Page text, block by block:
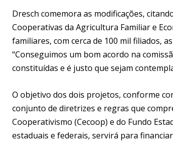
Dresch comemora as modificações,
Cooperativas da Agricultura Familiar e
familiares, com cerca de 100 mil filiados,
“Conseguimos um bom acordo na
constituídas e é justo que sejam
O objetivo dos dois projetos, conforme
conjunto de diretrizes e regras que
Cooperativismo (Cecoop) e do Fundo
estaduais e federais, servirá para